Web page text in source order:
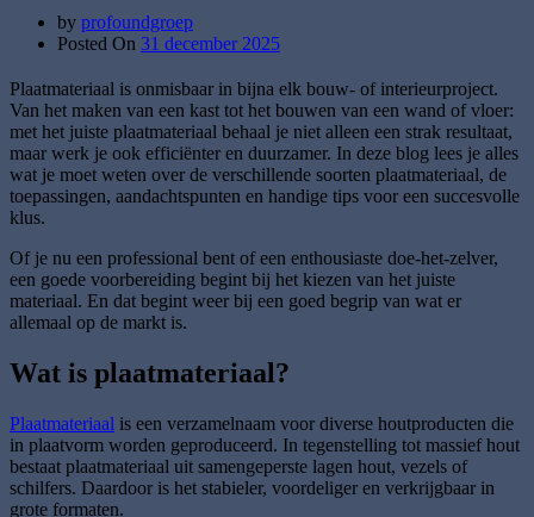
by profoundgroep
Posted On 31 december 2025
Plaatmateriaal is onmisbaar in bijna elk bouw- of interieurproject.
Van het maken van een kast tot het bouwen van een wand of vloer:
met het juiste plaatmateriaal behaal je niet alleen een strak resultaat,
maar werk je ook efficiënter en duurzamer. In deze blog lees je alles
wat je moet weten over de verschillende soorten plaatmateriaal, de
toepassingen, aandachtspunten en handige tips voor een succesvolle
klus.
Of je nu een professional bent of een enthousiaste doe-het-zelver,
een goede voorbereiding begint bij het kiezen van het juiste
materiaal. En dat begint weer bij een goed begrip van wat er
allemaal op de markt is.
Wat is plaatmateriaal?
Plaatmateriaal is een verzamelnaam voor diverse houtproducten die
in plaatvorm worden geproduceerd. In tegenstelling tot massief hout
bestaat plaatmateriaal uit samengeperste lagen hout, vezels of
schilfers. Daardoor is het stabieler, voordeliger en verkrijgbaar in
grote formaten.